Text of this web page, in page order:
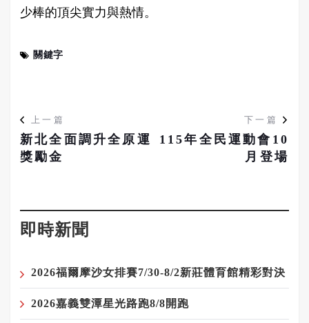
少棒的頂尖實力與熱情。
關鍵字
上一篇
新北全面調升全原運
獎勵金
下一篇
115年全民運動會10
月登場
即時新聞
2026福爾摩沙女排賽7/30-8/2新莊體育館精彩對決
2026嘉義雙潭星光路跑8/8開跑